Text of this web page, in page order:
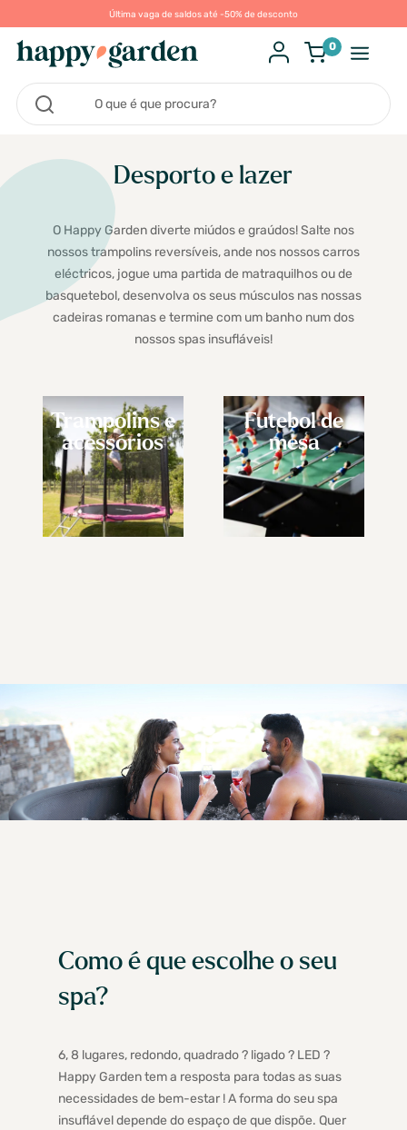
Última vaga de saldos até -50% de desconto
0
Desporto e lazer
O Happy Garden diverte miúdos e graúdos! Salte nos
nossos trampolins reversíveis, ande nos nossos carros
eléctricos, jogue uma partida de matraquilhos ou de
basquetebol, desenvolva os seus músculos nas nossas
cadeiras romanas e termine com um banho num dos
nossos spas insufláveis!
Trampolins e
acessórios
Futebol de
mesa
Como é que escolhe o seu
spa?
6, 8 lugares, redondo, quadrado ? ligado ? LED ?
Happy Garden tem a resposta para todas as suas
necessidades de bem-estar ! A forma do seu spa
insuflável depende do espaço de que dispõe. Quer